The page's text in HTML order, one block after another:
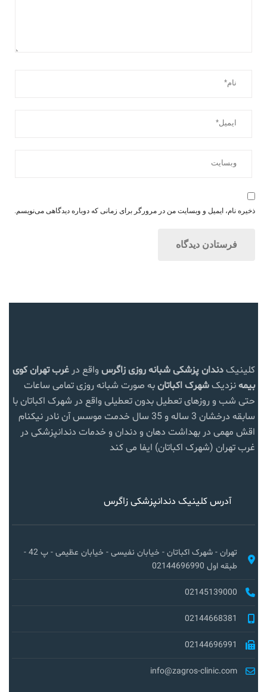
ذخیره نام، ایمیل و وبسایت من در مرورگر برای زمانی که دوباره دیدگاهی می‌نویسم.
کلینیکدندان پزشکی شبانه روزی زاگرس واقع در غرب تهرانکوی
بیمهنزدیکشهرک اکباتانبه صورت شبانه روزی تمامی ساعات
حتی شب و روزهای تعطیل بدون تعطیلی واقع در شهرک اکباتان با
سابقه درخشان 3 ساله و 35 سال خدمت موسس آن نادر نیکنام
اقش مهمی در بهداشت دهان و دندان و خدمات دندانپزشکی در
غرب تهران (شهرک اکباتان) ایفا می کند
آدرس کلینیک دندانپزشکی زاگرس
تهران - شهرک اکباتان - خیابان نفیسی - خیابان عظیمی - پ 42 -
طبقه اول 02144696990
02145139000
02144668381
02144696991
info@zagros-clinic.com